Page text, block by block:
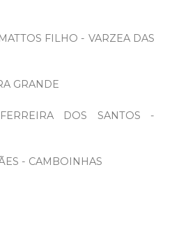
FILHO - VARZEA DAS
GRANDE
DOS SANTOS -
- CAMBOINHAS